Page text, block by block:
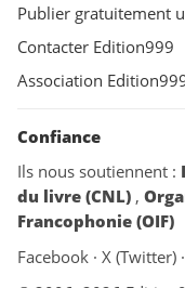
Publier gratuitement
Contacter Edition999
Association
Confiance
Ils nous soutiennent :
du livre (CNL) ,
Francophonie (OIF)
Facebook · X (Twitter) ·